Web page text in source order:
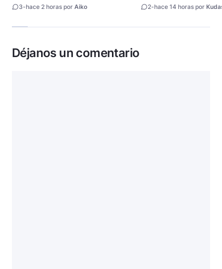
3-hace 2 horas por Aiko 2-hace 14 horas por
Déjanos un comentario